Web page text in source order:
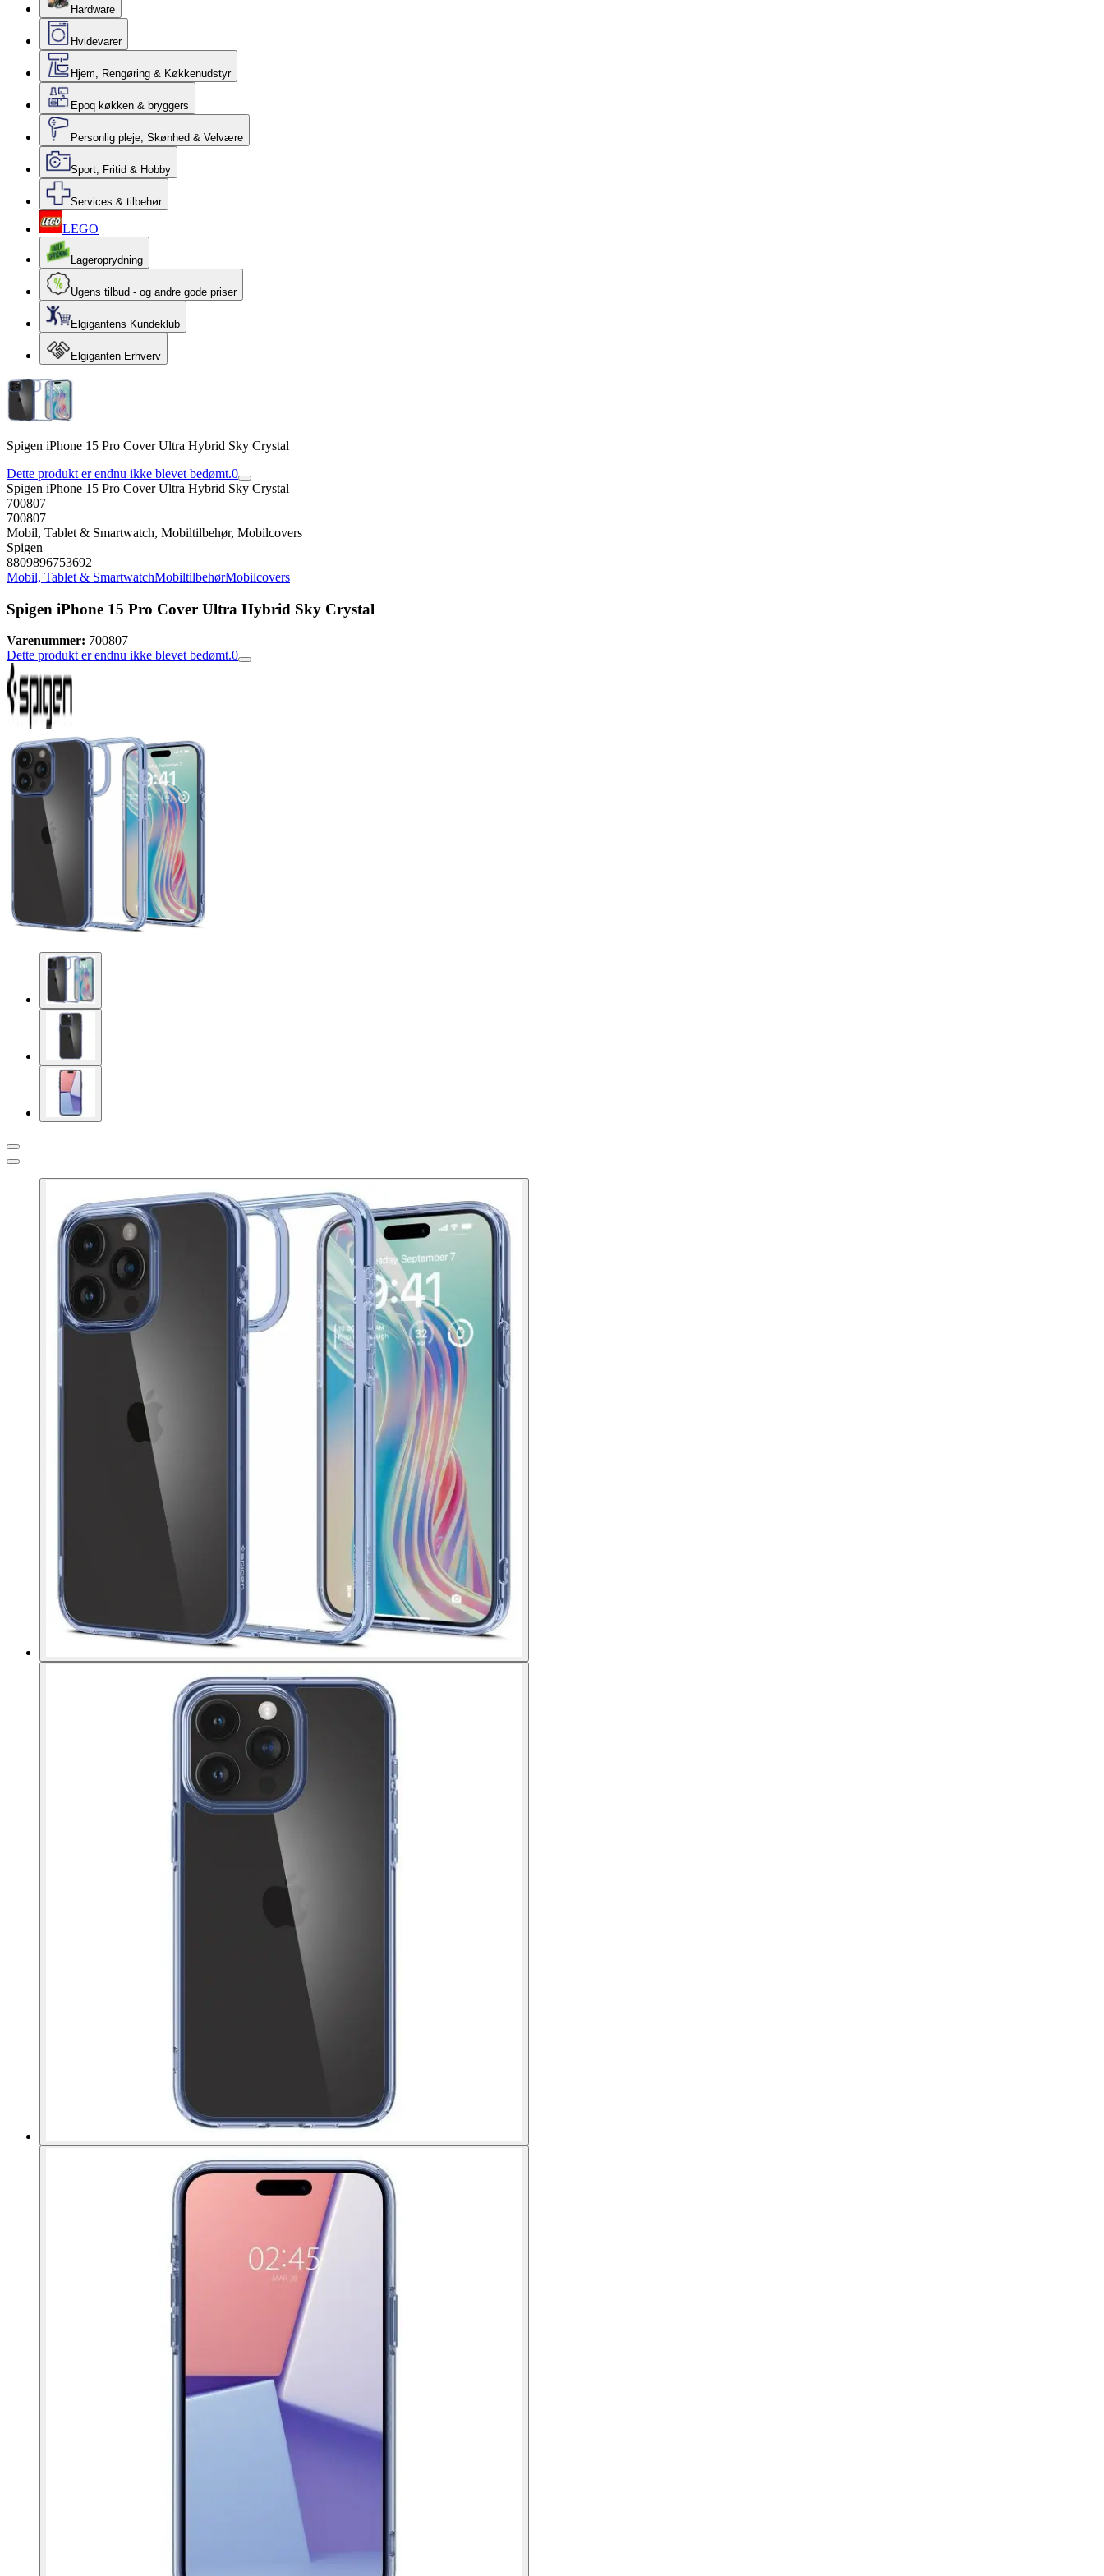
Hardware
Hvidevarer
Hjem, Rengøring & Køkkenudstyr
Epoq køkken & bryggers
Personlig pleje, Skønhed & Velvære
Sport, Fritid & Hobby
Services & tilbehør
LEGO
Lageroprydning
Ugens tilbud - og andre gode priser
Elgigantens Kundeklub
Elgiganten Erhverv
Spigen iPhone 15 Pro Cover Ultra Hybrid Sky Crystal
Dette produkt er endnu ikke blevet bedømt.0
Spigen iPhone 15 Pro Cover Ultra Hybrid Sky Crystal
700807
700807
Mobil, Tablet & Smartwatch, Mobiltilbehør, Mobilcovers
Spigen
8809896753692
Mobil, Tablet & SmartwatchMobiltilbehørMobilcovers
Spigen iPhone 15 Pro Cover Ultra Hybrid Sky Crystal
Varenummer: 700807
Dette produkt er endnu ikke blevet bedømt.0